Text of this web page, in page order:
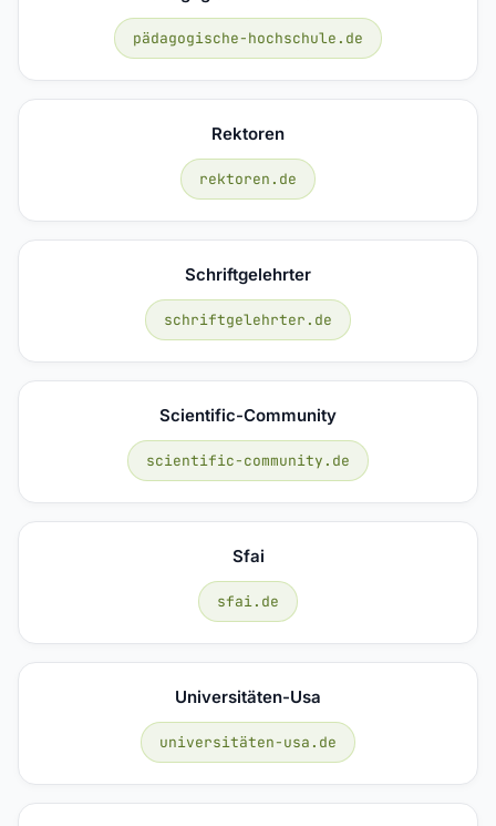
pädagogische-hochschule.de
Rektoren
rektoren.de
Schriftgelehrter
schriftgelehrter.de
Scientific-Community
scientific-community.de
Sfai
sfai.de
Universitäten-Usa
universitäten-usa.de